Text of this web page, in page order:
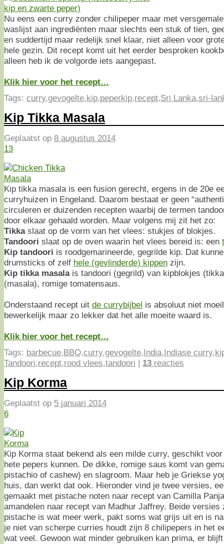
Nu eens een curry zonder chilipeper maar met
waslijst aan ingrediënten maar slechts een stuk of tien,
en suddertijd maar redelijk snel klaar, niet alleen voor
hele gezin. Dit recept komt uit het eerder besproken
alleen heb ik de volgorde iets aangepast.
Klik hier voor het recept…
Tags: curry,gevogelte,kip,peperkip,recept,Sri Lanka,sri-
Kip Tikka Masala
Geplaatst op 8 augustus 2014
13
Kip tikka masala is een fusion gerecht, ergens in de 20e
curryhuizen in Engeland. Daarom bestaat er geen
circuleren er duizenden recepten waarbij de termen
door elkaar gehaald worden. Maar volgens mij zit het zo:
Tikka slaat op de vorm van het vlees: stukjes of blokjes.
Tandoori slaat op de oven waarin het vlees bereid is: een
Kip tandoori is roodgemarineerde, gegrilde kip. Dat
drumsticks of zelf hele (gevlinderde) kippen zijn.
Kip tikka masalais tandoori (gegrild) van kipblokjes
(masala), romige tomatensaus.
Onderstaand recept uit de currybijbel is absoluut niet
bewerkelijk maar zo lekker dat het alle moeite waard is.
Klik hier voor het recept…
Tags: barbecue,BBQ,curry,gevogelte,India,Indiase curry,
Tandoori,recept,rood vlees,tandoori | 13 reacties
Kip Korma
Geplaatst op 5 januari 2014
6
Kip Korma staat bekend als een milde curry, geschikt
hete pepers kunnen. De dikke, romige saus komt van
pistachio of cashew) en slagroom. Maar heb je Griekse
huis, dan werkt dat ook. Hieronder vind je twee versies,
gemaakt met pistache noten naar recept van Camilla
amandelen naar recept van Madhur Jaffrey. Beide
pistache is wat meer werk, pakt soms wat grijs uit en is
je niet van scherpe curries houdt zijn 8 chilipepers in het
wat veel. Gewoon wat minder gebruiken kan prima, er